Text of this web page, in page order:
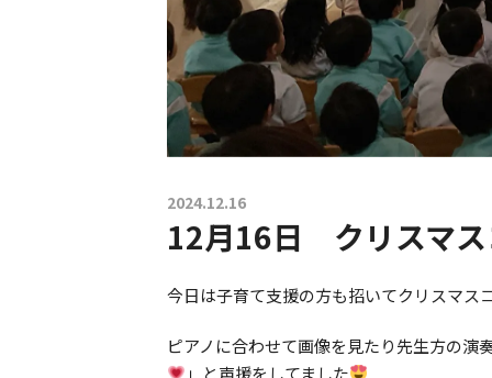
2024.12.16
12月16日 クリスマス
今日は子育て支援の方も招いてクリスマス
ピアノに合わせて画像を見たり先生方の演
」と声援をしてました